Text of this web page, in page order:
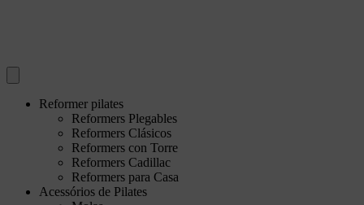
Reformer pilates
Reformers Plegables
Reformers Clásicos
Reformers con Torre
Reformers Cadillac
Reformers para Casa
Acessórios de Pilates